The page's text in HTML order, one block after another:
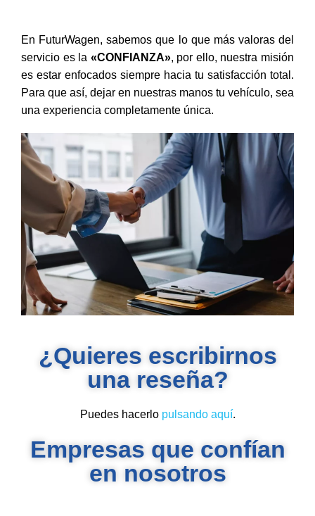
En FuturWagen, sabemos que lo que más valoras del
servicio es la «CONFIANZA», por ello, nuestra misión
es estar enfocados siempre hacia tu satisfacción total.
Para que así, dejar en nuestras manos tu vehículo, sea
una experiencia completamente única.
¿Quieres escribirnos
una reseña?
Puedes hacerlo pulsando aquí.
Empresas que confían
en nosotros